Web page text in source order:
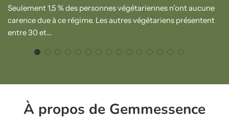
Seulement 1,5 % des personnes végétariennes n’ont aucune
carence due à ce régime. Les autres végétariens présentent
entre 30 et...
À propos de Gemmessence